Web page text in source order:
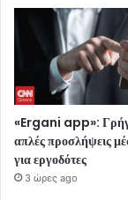
«Ergani app»:
απλές προσλήψεις
για εργοδότες
3 ώρες ago